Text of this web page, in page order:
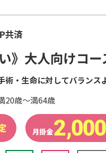
共済
》大人向けコー
術・生命に対してバランス
20歳～満64歳